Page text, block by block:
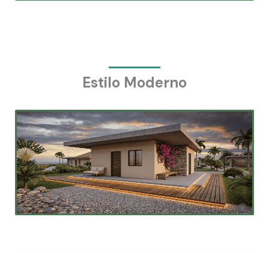
Estilo Moderno